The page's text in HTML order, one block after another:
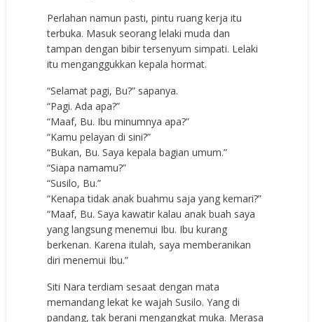
Perlahan namun pasti, pintu ruang kerja itu
terbuka. Masuk seorang lelaki muda dan
tampan dengan bibir tersenyum simpati. Lelaki
itu menganggukkan kepala hormat.
“Selamat pagi, Bu?” sapanya.
“Pagi. Ada apa?”
“Maaf, Bu. Ibu minumnya apa?”
“Kamu pelayan di sini?”
“Bukan, Bu. Saya kepala bagian umum.”
“Siapa namamu?”
“Susilo, Bu.”
“Kenapa tidak anak buahmu saja yang kemari?”
“Maaf, Bu. Saya kawatir kalau anak buah saya
yang langsung menemui Ibu. Ibu kurang
berkenan. Karena itulah, saya memberanikan
diri menemui Ibu.”
Siti Nara terdiam sesaat dengan mata
memandang lekat ke wajah Susilo. Yang di
pandang, tak berani mengangkat muka. Merasa